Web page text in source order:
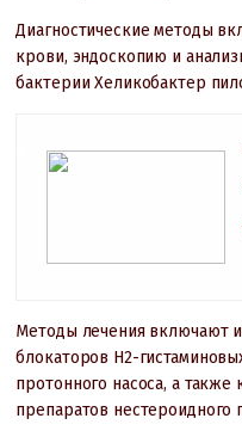
Диагностические методы
крови, эндоскопию и
бактерии Хеликобактер
Методы лечения включают
блокаторов H2-
протонного насоса, а
препаратов нестероидного